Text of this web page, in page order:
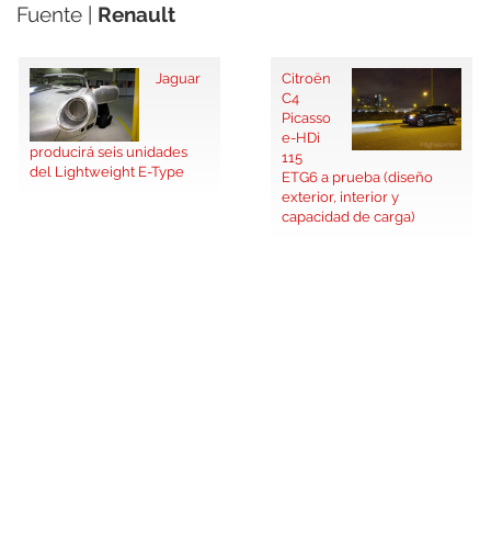
Fuente | Renault
Jaguar
producirá seis unidades
del Lightweight E-Type
Citroën
C4
Picasso
e-HDi
115
ETG6 a prueba (diseño
exterior, interior y
capacidad de carga)